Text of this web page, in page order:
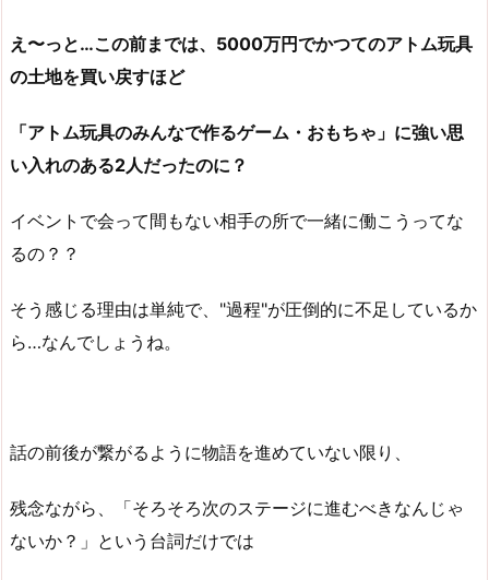
え〜っと…この前までは、5000万円でかつてのアトム玩具
の土地を買い戻すほど
「アトム玩具のみんなで作るゲーム・おもちゃ」に強い思
い入れのある2人だったのに？
イベントで会って間もない相手の所で一緒に働こうってな
るの？？
そう感じる理由は単純で、"過程"が圧倒的に不足しているか
ら…なんでしょうね。
話の前後が繋がるように物語を進めていない限り、
残念ながら、「そろそろ次のステージに進むべきなんじゃ
ないか？」という台詞だけでは